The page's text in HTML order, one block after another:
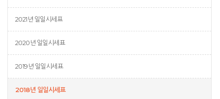
2021년 일일시세표
2020년 일일시세표
2019년 일일시세표
2018년 일일시세표